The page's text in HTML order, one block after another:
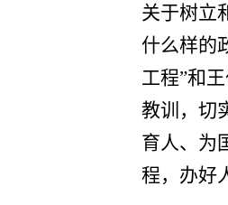
关于树立
什么样的
工程”和
教训，切
育人、为
程，办好